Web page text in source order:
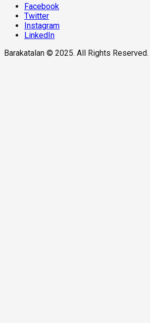
Facebook
Twitter
Instagram
LinkedIn
Barakatalan © 2025. All Rights Reserved.